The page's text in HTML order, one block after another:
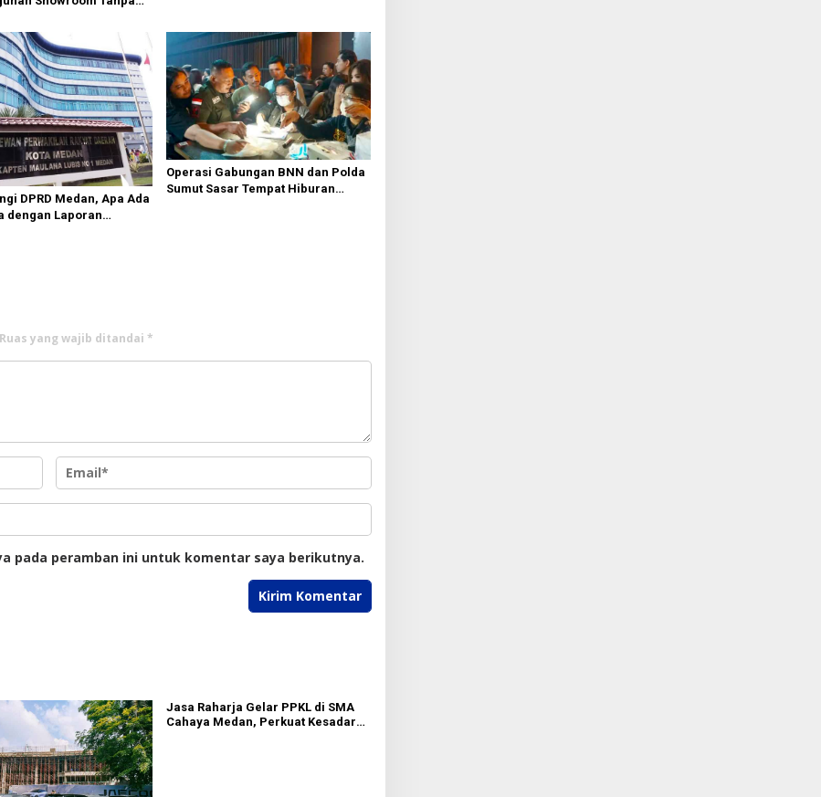
DPRD Medan, Apa Ada
dengan Laporan
Operasi Gabungan BNN dan Polda
Sumut Sasar Tempat Hiburan
Ruas yang wajib ditandai *
pada peramban ini untuk komentar saya berikutnya.
Jasa Raharja Gelar PPKL di SMA
Cahaya Medan, Perkuat Kesadaran